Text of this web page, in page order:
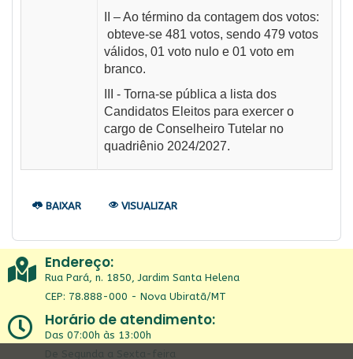
II – Ao término da contagem dos votos:
obteve-se 481 votos, sendo 479 votos
válidos, 01 voto nulo e 01 voto em
branco.
III - Torna-se pública a lista dos
Candidatos Eleitos para exercer o
cargo de Conselheiro Tutelar no
quadriênio 2024/2027.
BAIXAR VISUALIZAR
Endereço:
Rua Pará, n. 1850, Jardim Santa Helena
CEP: 78.888-000 - Nova Ubiratã/MT
Horário de atendimento:
Das 07:00h às 13:00h
De Segunda a Sexta-feira